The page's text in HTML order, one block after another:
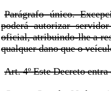
Parágrafo único.
poderá autorizar
oficial, atribuindo-lhe a
qualquer dano que o
Art. 4º Este Decreto